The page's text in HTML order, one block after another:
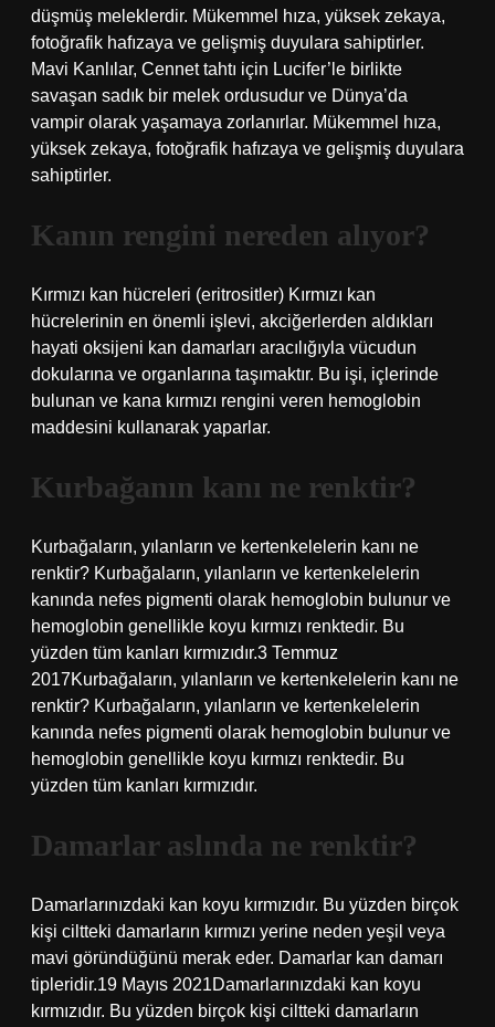
düşmüş meleklerdir. Mükemmel hıza, yüksek zekaya,
fotoğrafik hafızaya ve gelişmiş duyulara sahiptirler.
Mavi Kanlılar, Cennet tahtı için Lucifer’le birlikte
savaşan sadık bir melek ordusudur ve Dünya’da
vampir olarak yaşamaya zorlanırlar. Mükemmel hıza,
yüksek zekaya, fotoğrafik hafızaya ve gelişmiş duyulara
sahiptirler.
Kanın rengini nereden alıyor?
Kırmızı kan hücreleri (eritrositler) Kırmızı kan
hücrelerinin en önemli işlevi, akciğerlerden aldıkları
hayati oksijeni kan damarları aracılığıyla vücudun
dokularına ve organlarına taşımaktır. Bu işi, içlerinde
bulunan ve kana kırmızı rengini veren hemoglobin
maddesini kullanarak yaparlar.
Kurbağanın kanı ne renktir?
Kurbağaların, yılanların ve kertenkelelerin kanı ne
renktir? Kurbağaların, yılanların ve kertenkelelerin
kanında nefes pigmenti olarak hemoglobin bulunur ve
hemoglobin genellikle koyu kırmızı renktedir. Bu
yüzden tüm kanları kırmızıdır.3 Temmuz
2017Kurbağaların, yılanların ve kertenkelelerin kanı ne
renktir? Kurbağaların, yılanların ve kertenkelelerin
kanında nefes pigmenti olarak hemoglobin bulunur ve
hemoglobin genellikle koyu kırmızı renktedir. Bu
yüzden tüm kanları kırmızıdır.
Damarlar aslında ne renktir?
Damarlarınızdaki kan koyu kırmızıdır. Bu yüzden birçok
kişi ciltteki damarların kırmızı yerine neden yeşil veya
mavi göründüğünü merak eder. Damarlar kan damarı
tipleridir.19 Mayıs 2021Damarlarınızdaki kan koyu
kırmızıdır. Bu yüzden birçok kişi ciltteki damarların